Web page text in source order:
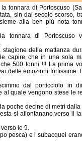
tonnara di Portoscuso
sin dal secolo scorso,
alla ben più nota
tonnara di Portoscuso
stagione della mattanza
capire che in una sola
500 tonni !!! La prima
delle emozioni fortissime.
dal porticciolo in
al quale vengono stese le
poche decine di metri dalla
si allontanano verso il
le 9.
pesca) e i subacquei